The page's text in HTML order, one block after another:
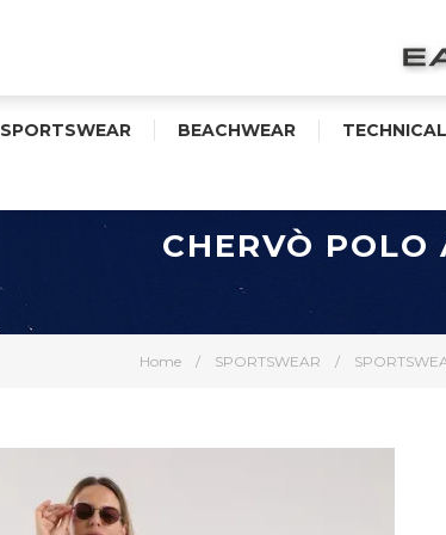
SPORTSWEAR BEACHWEAR
Home / SPORTSWEAR /
CHERVÒ